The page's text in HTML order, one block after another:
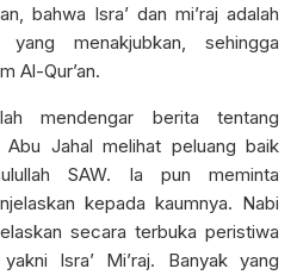
bahwa Isra’ dan mi’raj adalah
menakjubkan, sehingga
Al-Qur’an.
mendengar berita tentang
Abu Jahal melihat peluang baik
SAW. Ia pun meminta
kepada kaumnya. Nabi
secara terbuka peristiwa
Isra’ Mi’raj. Banyak yang